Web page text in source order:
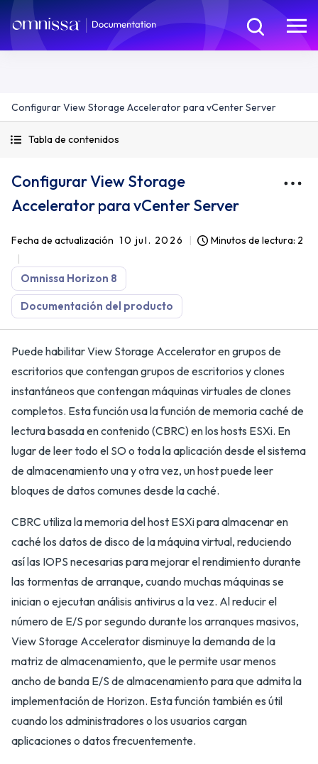
Configurar View Storage Accelerator para vCenter Server
Tabla de contenidos
Configurar View Storage
Accelerator para vCenter Server
Fecha de actualización 10 jul. 2026 Minutos de lectura: 2
Omnissa Horizon 8
Documentación del producto
Puede habilitar View Storage Accelerator en grupos de
escritorios que contengan grupos de escritorios y clones
instantáneos que contengan máquinas virtuales de clones
completos. Esta función usa la función de memoria caché de
lectura basada en contenido (CBRC) en los hosts ESXi. En
lugar de leer todo el SO o toda la aplicación desde el sistema
de almacenamiento una y otra vez, un host puede leer
bloques de datos comunes desde la caché.
CBRC utiliza la memoria del host ESXi para almacenar en
caché los datos de disco de la máquina virtual, reduciendo
así las IOPS necesarias para mejorar el rendimiento durante
las tormentas de arranque, cuando muchas máquinas se
inician o ejecutan análisis antivirus a la vez. Al reducir el
número de E/S por segundo durante los arranques masivos,
View Storage Accelerator disminuye la demanda de la
matriz de almacenamiento, que le permite usar menos
ancho de banda E/S de almacenamiento para que admita la
implementación de Horizon. Esta función también es útil
cuando los administradores o los usuarios cargan
aplicaciones o datos frecuentemente.